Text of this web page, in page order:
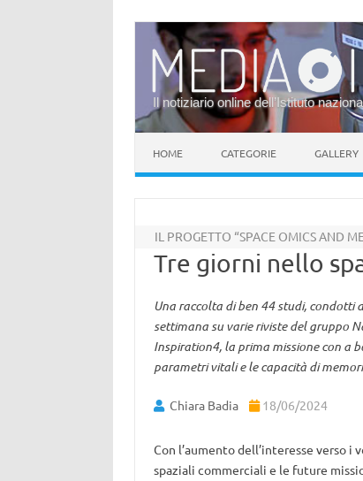
Il notiziario online dell’Istituto
HOME CATEGORIE GALLERY
IL PROGETTO “SPACE OMICS AND
Tre giorni nello
Una raccolta di ben 44 studi, condotti
settimana su varie riviste del gruppo
Inspiration4, la prima missione con a
parametri vitali e le capacità di
Chiara Badia 18/06/2024
Con l’aumento dell’interesse verso i
spaziali commerciali e le future